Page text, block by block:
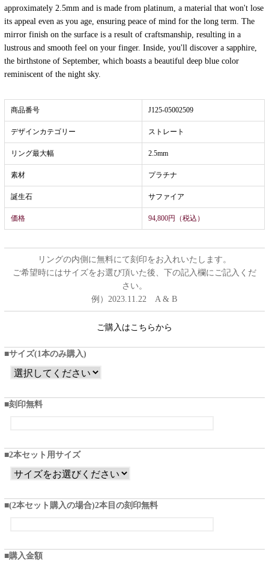
approximately 2.5mm and is made from platinum, a material that won't lose
its appeal even as you age, ensuring peace of mind for the long term. The
mirror finish on the surface is a result of craftsmanship, resulting in a
lustrous and smooth feel on your finger. Inside, you'll discover a sapphire,
the birthstone of September, which boasts a beautiful deep blue color
reminiscent of the night sky.
商品番号 J125-05002509
デザインカテゴリー ストレート
リング最大幅 2.5mm
素材 プラチナ
誕生石 サファイア
価格 94,800円（税込）
リングの内側に無料にて刻印をお入れいたします。
ご希望時にはサイズをお選び頂いた後、下の記入欄にご記入くだ
さい。
例）2023.11.22 A & B
ご購入はこちらから
サイズ(1本のみ購入)
刻印無料
2本セット用サイズ
(2本セット購入の場合)2本目の刻印無料
購入金額